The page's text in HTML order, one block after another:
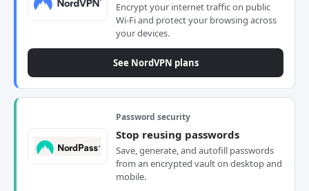
Encrypt your internet traffic on public
Wi-Fi and protect your browsing across
your devices.
See NordVPN plans
Password security
Stop reusing passwords
Save, generate, and autofill passwords
from an encrypted vault on desktop and
mobile.